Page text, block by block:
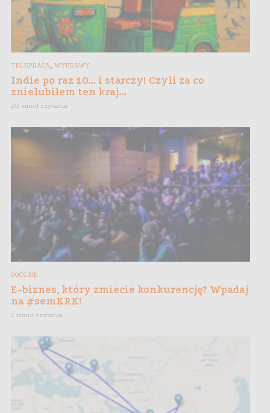
TELEPRACA, WYPRAWY
Indie po raz 10… i starczy! Czyli za co
znielubiłem ten kraj…
20 minut czytania
OGÓLNE
E-biznes, który zmiecie konkurencję? Wpadaj
na #semKRK!
1 minut czytania